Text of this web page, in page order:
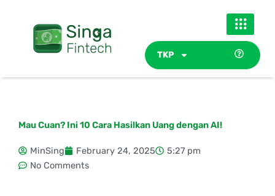
TKP
Mau Cuan? Ini 10 Cara Hasilkan Uang dengan AI!
MinSing February 24, 2025
5:27 pm
No Comments